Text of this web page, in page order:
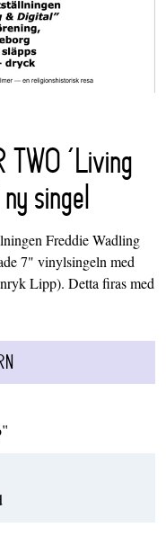
‘Living
singel
Freddie Wadling
7" vinylsingeln med
Lipp). Detta firas med